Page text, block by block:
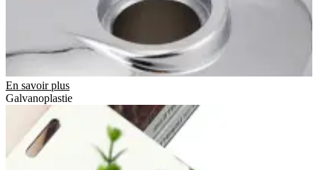
En savoir plus
Galvanoplastie